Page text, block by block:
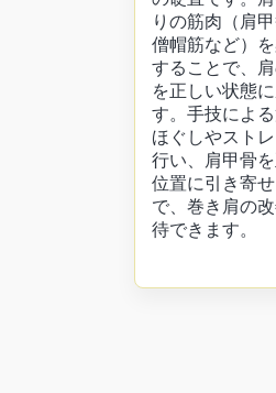
りの筋肉（肩
僧帽筋など）
することで、
を正しい状態
す。手技によ
ほぐしやスト
行い、肩甲骨
位置に引き寄
で、巻き肩の
待できます。